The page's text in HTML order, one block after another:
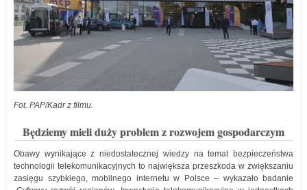
Fot. PAP/Kadr z filmu.
Będziemy mieli duży problem z rozwojem gospodarczym
Obawy wynikające z niedostatecznej wiedzy na temat bezpieczeństwa
technologii telekomunikacyjnych to największa przeszkoda w zwiększaniu
zasięgu szybkiego, mobilnego internetu w Polsce – wykazało badanie